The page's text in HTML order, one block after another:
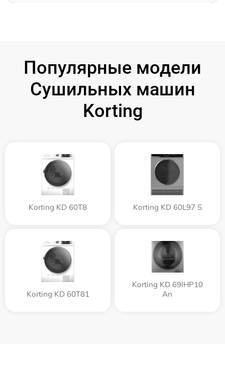
Популярные модели
Сушильных машин
Korting
Korting KD 60T8 Korting KD 60L97 S
Korting KD 60T81
Korting KD 69IHP10
An